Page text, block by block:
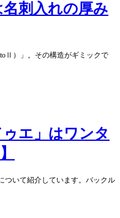
刺入れの厚み
）」。その構造がギミックで
エ」はワンタ
ついて紹介しています。バックル